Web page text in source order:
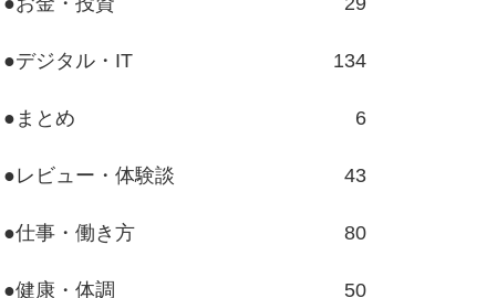
●デジタル・IT 134
●まとめ 6
●レビュー・体験談 43
●仕事・働き方 80
●健康・体調 50